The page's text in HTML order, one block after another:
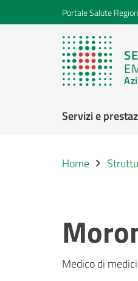
Portale Salute
Servizi e
Home
Medico di